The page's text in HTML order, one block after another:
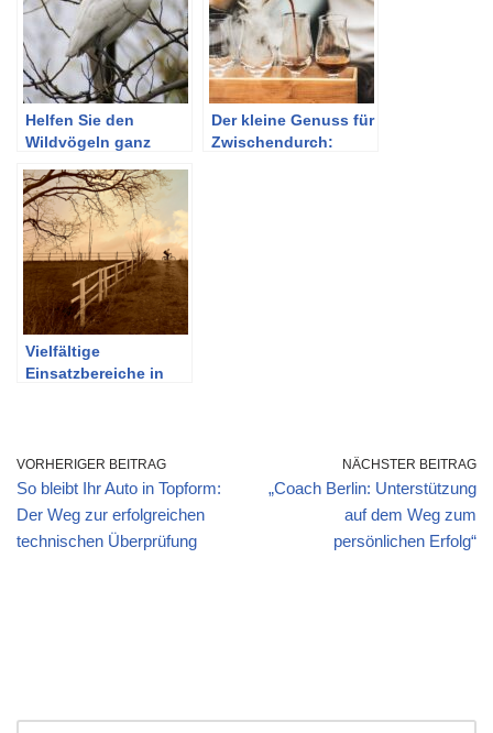
Helfen Sie den
Wildvögeln ganz
eigenen Vogelfutter
Der kleine Genuss für
Zwischendurch:
Vielfältige
Einsatzbereiche in
VORHERIGER BEITRAG
So bleibt Ihr Auto in Topform:
Der Weg zur erfolgreichen
technischen Überprüfung
NÄCHSTER BEITRAG
„Coach Berlin: Unterstützung
auf dem Weg zum
persönlichen Erfolg“